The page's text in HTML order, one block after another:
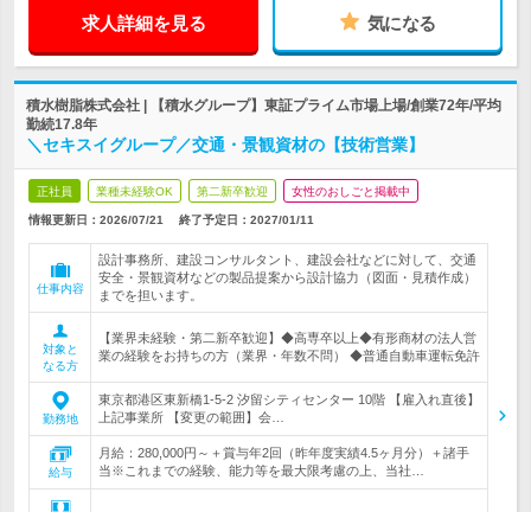
求人詳細を見る 気になる
積水樹脂株式会社 | 【積水グループ】東証プライム市場上場/創業72年/平均
勤続17.8年
＼セキスイグループ／交通・景観資材の【技術営業】
正社員 業種未経験OK 第二新卒歓迎 女性のおしごと掲載中
情報更新日：2026/07/21 終了予定日： 2027/01/11
仕事内容
設計事務所、建設コンサルタント、建設会社などに対して、交通
安全・景観資材などの製品提案から設計協力（図面・見積作成）
までを担います。
対象と
なる方
【業界未経験・第二新卒歓迎】◆高専卒以上◆有形商材の法人営
業の経験をお持ちの方（業界・年数不問） ◆普通自動車運転免許
勤務地
東京都港区東新橋1-5-2 汐留シティセンター 10階 【雇入れ直後】
上記事業所 【変更の範囲】会…
給与
月給：280,000円～＋賞与年2回（昨年度実績4.5ヶ月分）＋諸手
当※これまでの経験、能力等を最大限考慮の上、当社…